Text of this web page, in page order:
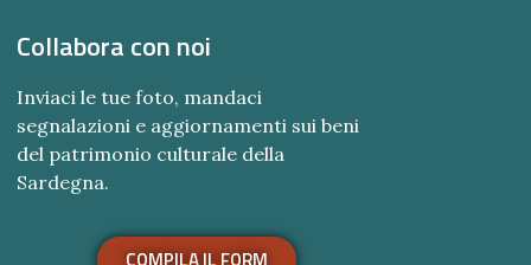
Collabora con noi
Inviaci le tue foto, mandaci
segnalazioni e aggiornamenti sui beni
del patrimonio culturale della
Sardegna.